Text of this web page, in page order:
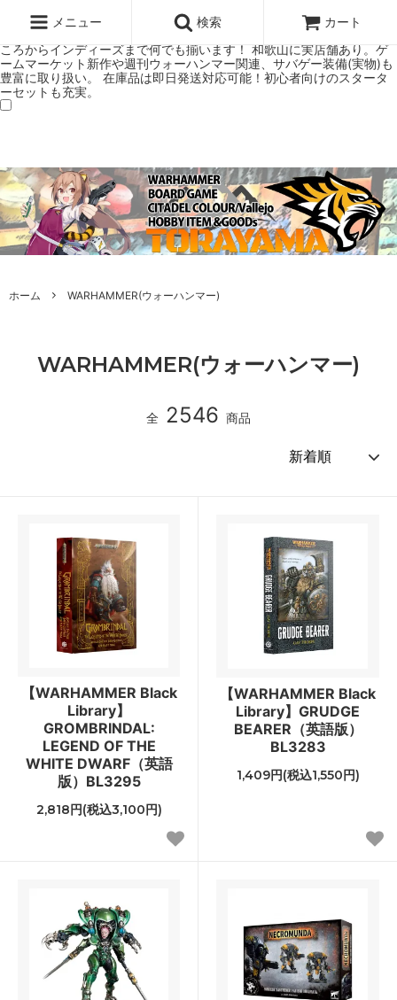
ミアムショップTORAYAMA。通販・オンラインショップです！ ウォー
ハンマーとボードゲームのことなら当店へ！ボードゲームもメジャーど
ころからインディーズまで何でも揃います！ 和歌山に実店舗あり。ゲ
ームマーケット新作や週刊ウォーハンマー関連、サバゲー装備(実物)も
豊富に取り扱い。 在庫品は即日発送対応可能！初心者向けのスタータ
ーセットも充実。
メニュー 検索 カート
ホーム WARHAMMER(ウォーハンマー)
WARHAMMER(ウォーハンマー)
全 2546 商品
【WARHAMMER Black
Library】
GROMBRINDAL:
LEGEND OF THE
WHITE DWARF（英語
版）BL3295
2,818円(税込3,100円)
【WARHAMMER Black
Library】GRUDGE
BEARER（英語版）
BL3283
1,409円(税込1,550円)